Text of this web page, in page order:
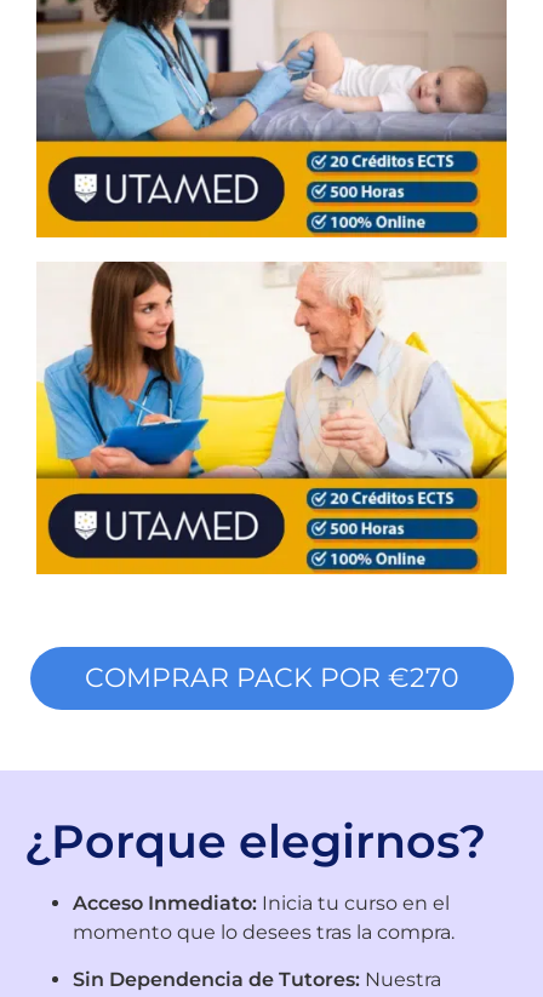
COMPRAR PACK POR €270
¿Porque elegirnos?
Acceso Inmediato: Inicia tu curso en el
momento que lo desees tras la compra.
Sin Dependencia de Tutores: Nuestra